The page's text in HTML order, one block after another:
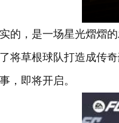
的，是一场星光熠熠
将草根球队打造成传
，即将开启。